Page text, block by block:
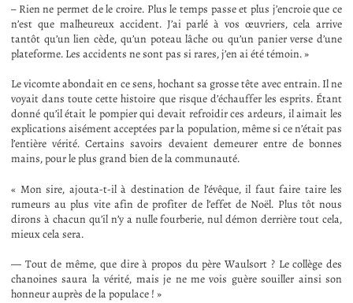
– Rien ne permet de le croire. Plus le temps passe et plus j’encroie que ce
n’est que malheureux accident. J’ai parlé à vos œuvriers, cela arrive
tantôt qu’un lien cède, qu’un poteau lâche ou qu’un panier verse d’une
plateforme. Les accidents ne sont pas si rares, j’en ai été témoin. »
Le vicomte abondait en ce sens, hochant sa grosse tête avec entrain. Il ne
voyait dans toute cette histoire que risque d’échauffer les esprits. Étant
donné qu’il était le pompier qui devait refroidir ces ardeurs, il aimait les
explications aisément acceptées par la population, même si ce n’était pas
l’entière vérité. Certains savoirs devaient demeurer entre de bonnes
mains, pour le plus grand bien de la communauté.
« Mon sire, ajouta-t-il à destination de l’évêque, il faut faire taire les
rumeurs au plus vite afin de profiter de l’effet de Noël. Plus tôt nous
dirons à chacun qu’il n’y a nulle fourberie, nul démon derrière tout cela,
mieux cela sera.
— Tout de même, que dire à propos du père Waulsort ? Le collège des
chanoines saura la vérité, mais je ne me vois guère souiller ainsi son
honneur auprès de la populace ! »